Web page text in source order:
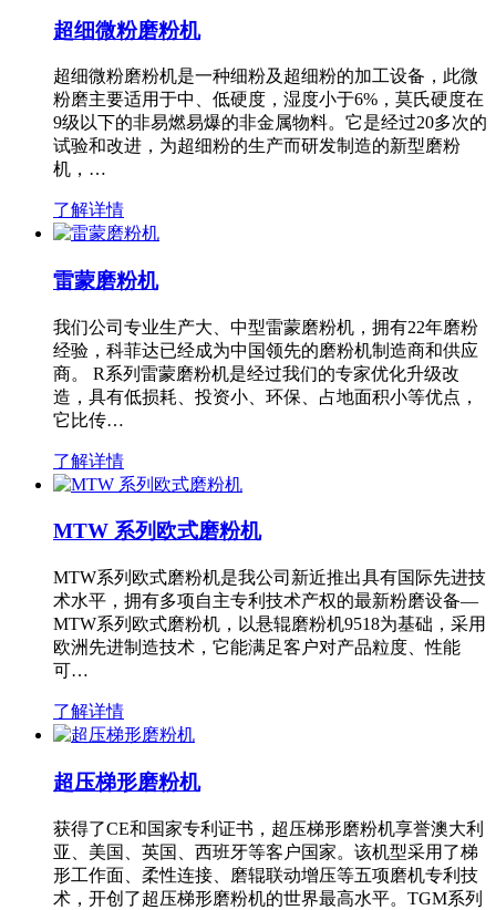
超细微粉磨粉机
超细微粉磨粉机是一种细粉及超细粉的加工设备，此微
粉磨主要适用于中、低硬度，湿度小于6%，莫氏硬度在
9级以下的非易燃易爆的非金属物料。它是经过20多次的
试验和改进，为超细粉的生产而研发制造的新型磨粉
机，…
了解详情
雷蒙磨粉机
我们公司专业生产大、中型雷蒙磨粉机，拥有22年磨粉
经验，科菲达已经成为中国领先的磨粉机制造商和供应
商。 R系列雷蒙磨粉机是经过我们的专家优化升级改
造，具有低损耗、投资小、环保、占地面积小等优点，
它比传…
了解详情
MTW 系列欧式磨粉机
MTW系列欧式磨粉机是我公司新近推出具有国际先进技
术水平，拥有多项自主专利技术产权的最新粉磨设备—
MTW系列欧式磨粉机，以悬辊磨粉机9518为基础，采用
欧洲先进制造技术，它能满足客户对产品粒度、性能
可…
了解详情
超压梯形磨粉机
获得了CE和国家专利证书，超压梯形磨粉机享誉澳大利
亚、美国、英国、西班牙等客户国家。该机型采用了梯
形工作面、柔性连接、磨辊联动增压等五项磨机专利技
术，开创了超压梯形磨粉机的世界最高水平。TGM系列